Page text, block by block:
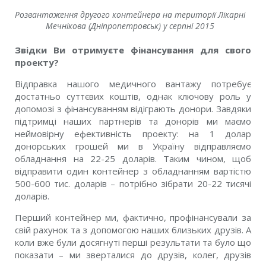
Розвантаження другого контейнера на території Лікарні
Мечнікова (Дніпропетровськ) у серпні 2015
Звідки Ви отримуєте фінансування для свого
проекту?
Відправка нашого медичного вантажу потребує
достатньо суттєвих коштів, однак ключову роль у
допомозі з фінансуванням відіграють донори. Завдяки
підтримці наших партнерів та донорів ми маємо
неймовірну ефективність проекту: на 1 долар
донорських грошей ми в Україну відправляємо
обладнання на 22-25 доларів. Таким чином, щоб
відправити один контейнер з обладнанням вартістю
500-600 тис. доларів – потрібно зібрати 20-22 тисячі
доларів.
Перший контейнер ми, фактично, профінансували за
свій рахунок та з допомогою наших близьких друзів. А
коли вже були досягнуті перші результати та було що
показати – ми зверталися до друзів, колег, друзів